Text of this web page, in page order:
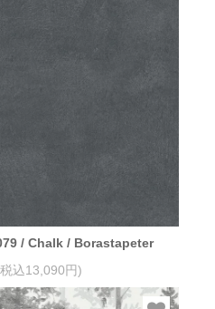
/ Chalk / Borastapeter
込13,090円)